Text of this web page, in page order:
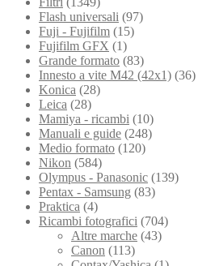
Flash universali (97)
Fuji - Fujifilm (15)
Fujifilm GFX (1)
Grande formato (83)
Innesto a vite M42 (42x1) (36)
Konica (28)
Leica (28)
Mamiya - ricambi (10)
Manuali e guide (248)
Medio formato (120)
Nikon (584)
Olympus - Panasonic (139)
Pentax - Samsung (83)
Praktica (4)
Ricambi fotografici (704)
Altre marche (43)
Canon (113)